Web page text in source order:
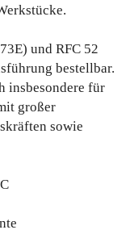
und RFC 52
bestellbar.
insbesondere für
großer
sowie